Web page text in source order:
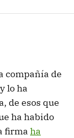
compañía de
lo ha
de esos que
ha habido
firma ha